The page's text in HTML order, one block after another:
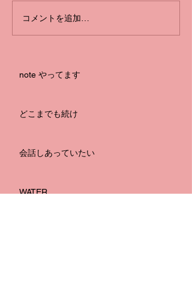
コメントを追加…
note やってます
どこまでも続け
会話しあっていたい
WATER